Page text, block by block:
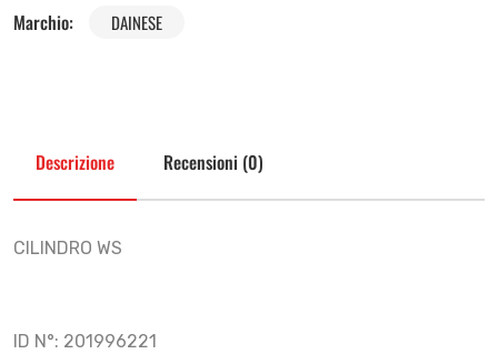
Marchio: DAINESE
Descrizione Recensioni (0)
CILINDRO WS
ID N°: 201996221